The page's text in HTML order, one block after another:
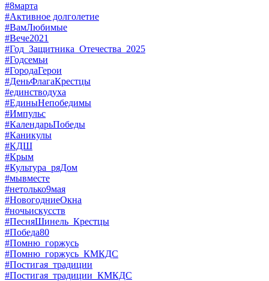
#8марта
#Активное долголетие
#ВамЛюбимые
#Вече2021
#Год_Защитника_Отечества_2025
#Годсемьи
#ГородаГерои
#ДеньФлагаКрестцы
#единстводуха
#ЕдиныНепобедимы
#Импульс
#КалендарьПобеды
#Каникулы
#КДШ
#Крым
#Культура_ряДом
#мывместе
#нетолько9мая
#НовогодниеОкна
#ночьискусств
#ПесняШинель_Крестцы
#Победа80
#Помню_горжусь
#Помню_горжусь_КМКДС
#Постигая_традиции
#Постигая_традиции_КМКДС